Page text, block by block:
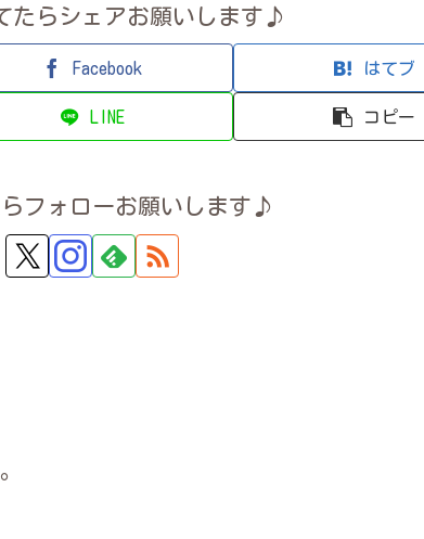
たらシェアお願いします♪
Facebook はてブ
LINE コピー
フォローお願いします♪